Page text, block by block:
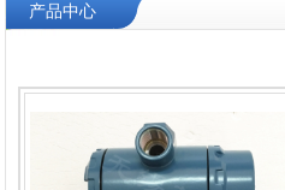
产品中心